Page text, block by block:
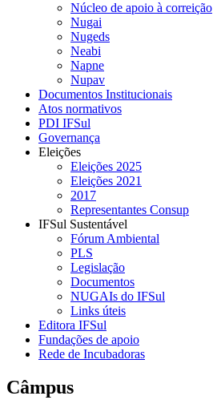
Núcleo de apoio à correição
Nugai
Nugeds
Neabi
Napne
Nupav
Documentos Institucionais
Atos normativos
PDI IFSul
Governança
Eleições
Eleições 2025
Eleições 2021
2017
Representantes Consup
IFSul Sustentável
Fórum Ambiental
PLS
Legislação
Documentos
NUGAIs do IFSul
Links úteis
Editora IFSul
Fundações de apoio
Rede de Incubadoras
Câmpus